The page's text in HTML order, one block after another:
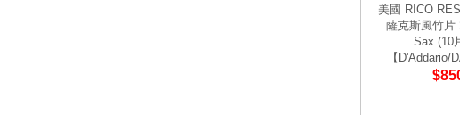
美國 RICO
薩克斯風竹片
Sax (10
【D'Addario/